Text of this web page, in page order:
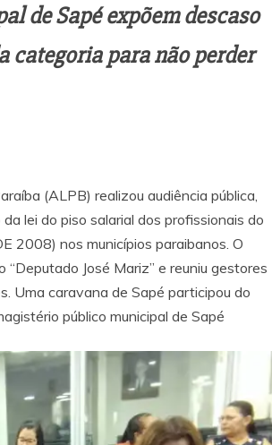
de Sapé expõem descaso
categoria para não perder
(ALPB) realizou audiência pública,
lei do piso salarial dos profissionais do
2008) nos municípios paraibanos. O
José Mariz” e reuniu gestores
Uma caravana de Sapé participou do
público municipal de Sapé